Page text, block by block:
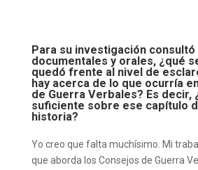
Para su investigación
documentales y orales, ¿qué
quedó frente al nivel de
hay acerca de lo que ocurría
de Guerra Verbales? Es decir,
suficiente sobre ese capítulo
historia?
Yo creo que falta muchísimo. Mi
que aborda los Consejos de Guerra